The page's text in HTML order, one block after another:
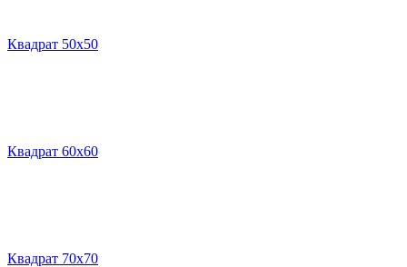
Квадрат 50х50
Квадрат 60х60
Квадрат 70х70